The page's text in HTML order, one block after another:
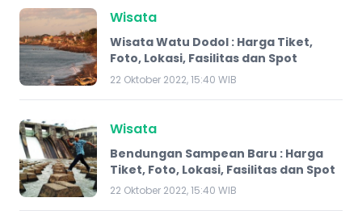
Wisata
Wisata Watu Dodol : Harga Tiket,
Foto, Lokasi, Fasilitas dan Spot
22 Oktober 2022, 15:40 WIB
Wisata
Bendungan Sampean Baru : Harga
Tiket, Foto, Lokasi, Fasilitas dan Spot
22 Oktober 2022, 15:40 WIB